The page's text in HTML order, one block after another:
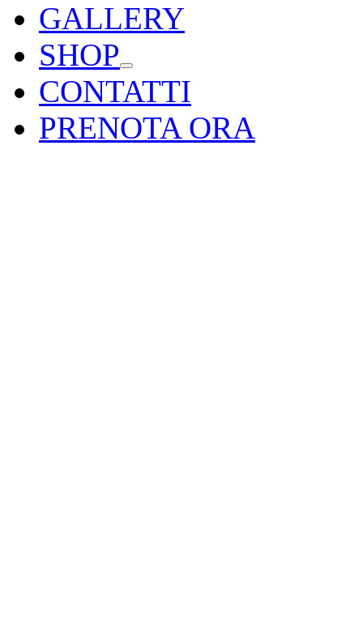
GALLERY
SHOP
CONTATTI
PRENOTA ORA